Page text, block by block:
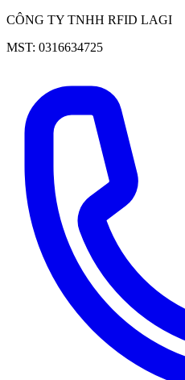
CÔNG TY TNHH RFID LAGI
MST: 0316634725